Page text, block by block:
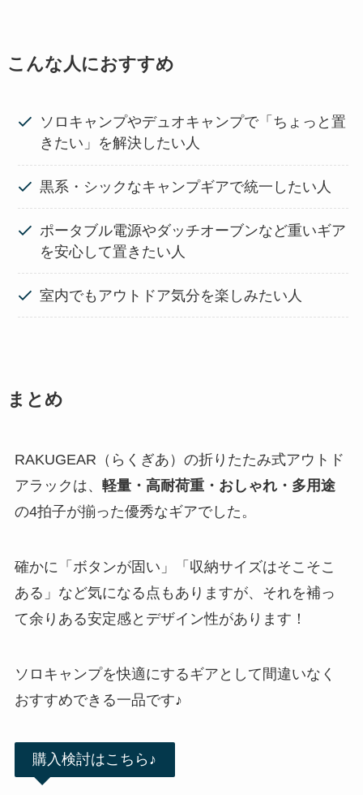
こんな人におすすめ
ソロキャンプやデュオキャンプで「ちょっと置
きたい」を解決したい人
黒系・シックなキャンプギアで統一したい人
ポータブル電源やダッチオーブンなど重いギア
を安心して置きたい人
室内でもアウトドア気分を楽しみたい人
まとめ
RAKUGEAR（らくぎあ）の折りたたみ式アウトド
アラックは、 軽量・高耐荷重・おしゃれ・多用途
の4拍子が揃った優秀なギアでした。
確かに「ボタンが固い」「収納サイズはそこそこ
ある」など気になる点もありますが、それを補っ
て余りある安定感とデザイン性があります！
ソロキャンプを快適にするギアとして間違いなく
おすすめできる一品です♪
購入検討はこちら♪